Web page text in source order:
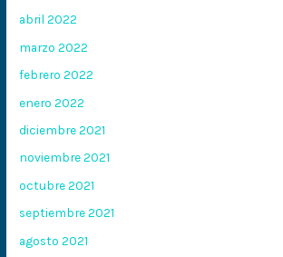
abril 2022
marzo 2022
febrero 2022
enero 2022
diciembre 2021
noviembre 2021
octubre 2021
septiembre 2021
agosto 2021